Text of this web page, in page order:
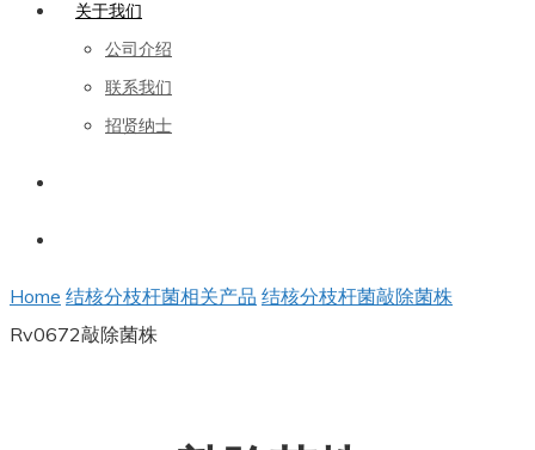
关于我们
公司介绍
联系我们
招贤纳士
Home 结核分枝杆菌相关产品 结核分枝杆菌敲除菌株
Rv0672敲除菌株